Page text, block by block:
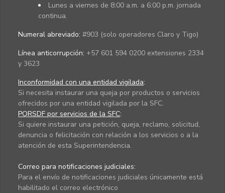
Lunes a viernes de 8:00 a.m. a 6:00 p.m. jornada
continua.
Numeral abreviado: #903 (solo operadores Claro y Tigo)
Línea anticorrupción: +57 601 594 0200 extensiones 2334
y 3623
Inconformidad con una entidad vigilada:
Si necesita instaurar una queja por productos o servicios
ofrecidos por una entidad vigilada por la SFC.
PQRSDF por servicios de la SFC:
Si quiere instaurar una petición, queja, reclamo, solicitud,
denuncia o felicitación con relación a los servicios o a la
atención de esta Superintendencia.
Correo para notificaciones judiciales:
Para el envío de notificaciones judiciales únicamente está
habilitado el correo electrónico